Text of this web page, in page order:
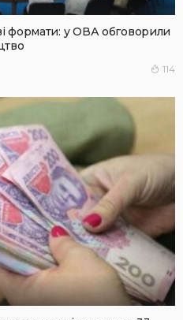
формати: у ОВА обговорили
114